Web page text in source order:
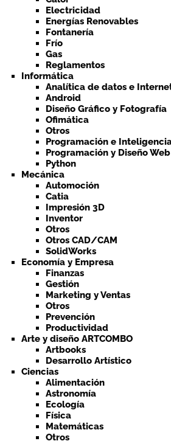
Electricidad
Energías Renovables
Fontanería
Frío
Gas
Reglamentos
Informática
Analítica de datos e
Android
Diseño Gráfico y Fotografía
Ofimática
Otros
Programación e
Programación y Diseño Web
Python
Mecánica
Automoción
Catia
Impresión 3D
Inventor
Otros
Otros CAD/CAM
SolidWorks
Economía y Empresa
Finanzas
Gestión
Marketing y Ventas
Otros
Prevención
Productividad
Arte y diseño ARTCOMBO
Artbooks
Desarrollo Artístico
Ciencias
Alimentación
Astronomía
Ecología
Física
Matemáticas
Otros